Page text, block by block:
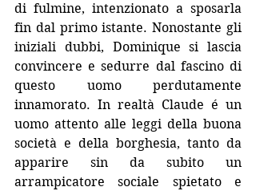
di fulmine, intenzionato a sposarla
fin dal primo istante. Nonostante gli
iniziali dubbi, Dominique si lascia
convincere e sedurre dal fascino di
questo uomo perdutamente
innamorato. In realtà Claude é un
uomo attento alle leggi della buona
società e della borghesia, tanto da
apparire sin da subito un
arrampicatore sociale spietato e